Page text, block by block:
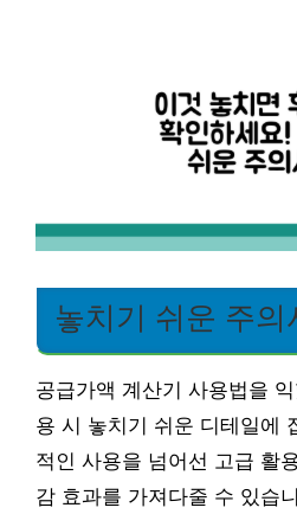
놓치기 쉬운 주의
공급가액 계산기 사용법을
용 시 놓치기 쉬운 디테일에
적인 사용을 넘어선 고급 활
감 효과를 가져다줄 수 있습